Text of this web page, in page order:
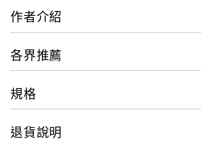
只要搭配聽力CD邊聽邊學，不僅讓
話等都能輕鬆搞定！
隨書附贈的聽力光碟，是由純正日籍
名師錄製的聽力光碟，絕對讓你學到
作者介紹
各界推薦
規格
退貨說明